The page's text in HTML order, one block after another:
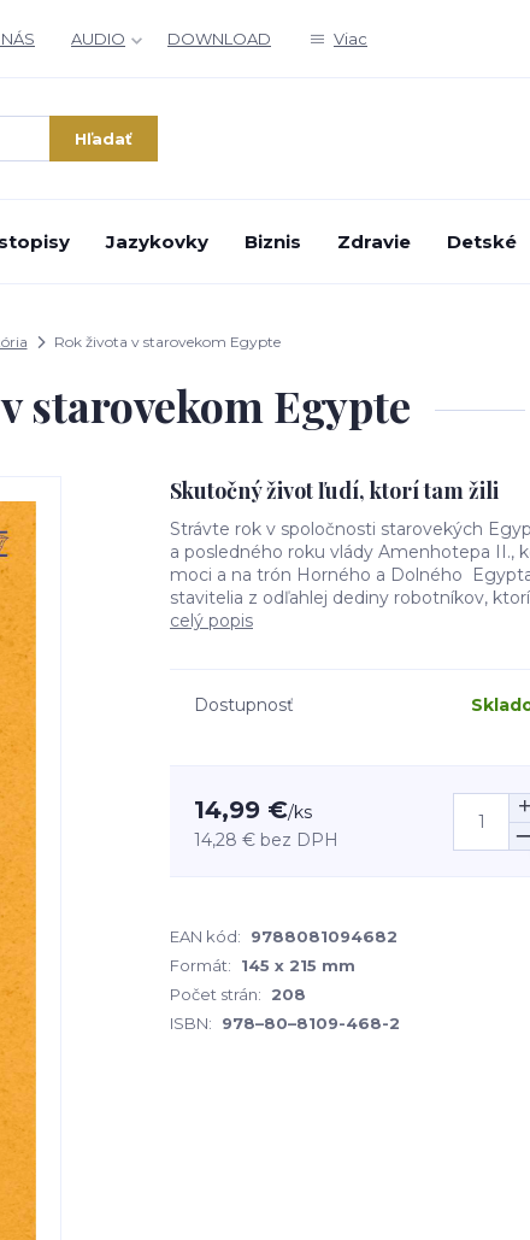
AUDIO DOWNLOAD Viac
Hľadať
Jazykovky Biznis Zdravie Detské
Rok života v starovekom Egypte
starovekom Egypte
Skutočný život ľudí, ktorí tam žili
Strávte rok v spoločnosti starovekých
a posledného roku vlády Amenhotepa II.,
moci a na trón Horného a Dolného
stavitelia z odľahlej dediny robotníkov,
celý popis
Dostupnosť
14,99 €/ks
14,28 € bez DPH
EAN kód: 9788081094682
Formát:
145 x 215 mm
Počet strán:
208
ISBN:
978–80–8109-468-2